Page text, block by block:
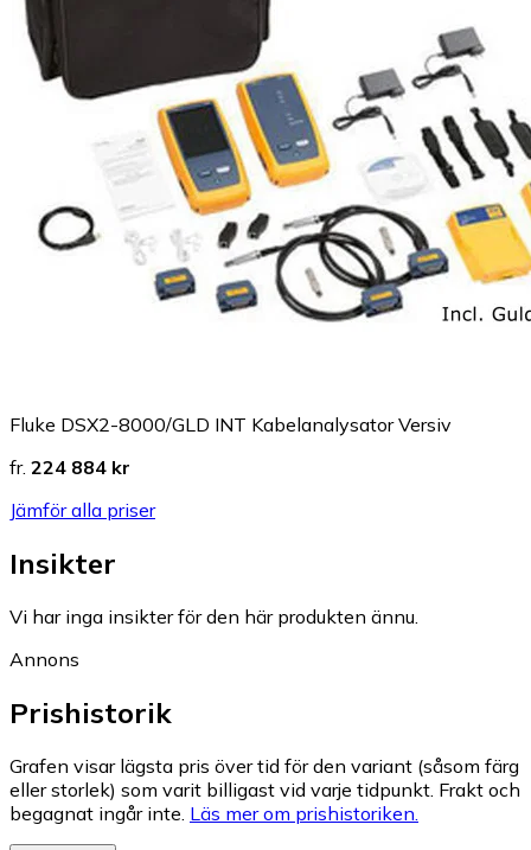
Fluke DSX2-8000/GLD INT Kabelanalysator Versiv
fr. 224 884 kr
Jämför alla priser
Insikter
Vi har inga insikter för den här produkten ännu.
Annons
Prishistorik
Grafen visar lägsta pris över tid för den variant (såsom färg
eller storlek) som varit billigast vid varje tidpunkt. Frakt och
begagnat ingår inte. Läs mer om prishistoriken.